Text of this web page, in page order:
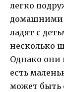
легко
домашними
ладят с
несколько
Однако они
есть
может быть